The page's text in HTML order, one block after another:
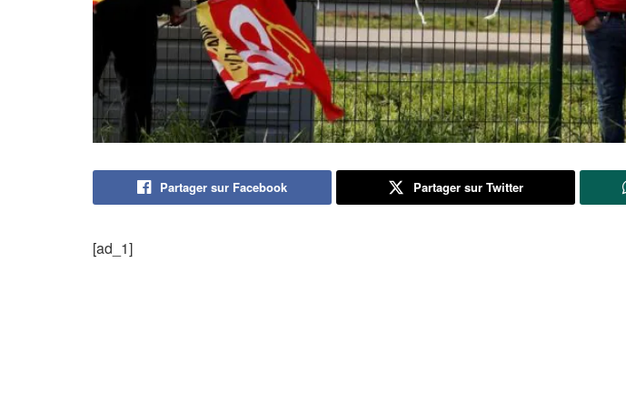
Partager sur Facebook Partager sur Twitter
[ad_1]